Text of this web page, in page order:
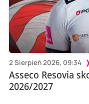
2 Sierpień 2026, 09:34
Asseco Resovia
2026/2027